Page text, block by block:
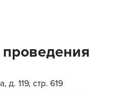
д. 119, стр. 619